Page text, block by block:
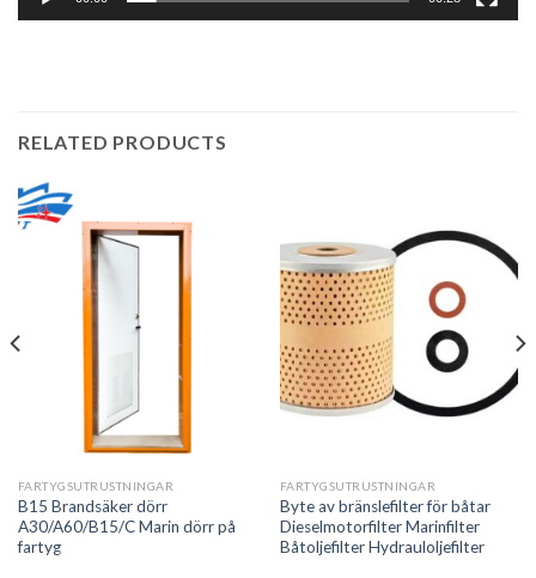
RELATED PRODUCTS
FARTYGSUTRUSTNINGAR
B15 Brandsäker dörr
A30/A60/B15/C Marin dörr på
fartyg
FARTYGSUTRUSTNINGAR
Byte av bränslefilter för båtar
Dieselmotorfilter Marinfilter
Båtoljefilter Hydrauloljefilter